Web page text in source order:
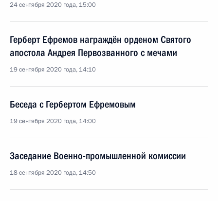
24 сентября 2020 года, 15:00
Герберт Ефремов награждён орденом Святого
апостола Андрея Первозванного с мечами
19 сентября 2020 года, 14:10
Беседа с Гербертом Ефремовым
19 сентября 2020 года, 14:00
Заседание Военно-промышленной комиссии
18 сентября 2020 года, 14:50